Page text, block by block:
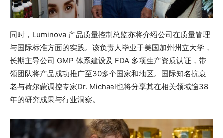
同时，Luminova 产品质量控制总监亦将介绍公司在质量管理
与国际标准方面的实践。该负责人毕业于美国加州州立大学，
长期主导公司 GMP 体系建设及 FDA 多项生产资质认证，带
领团队将产品成功推广至30多个国家和地区。国际知名抗衰
老与荷尔蒙调控专家Dr. Michael也将分享其在相关领域逾38
年的研究成果与行业洞察。